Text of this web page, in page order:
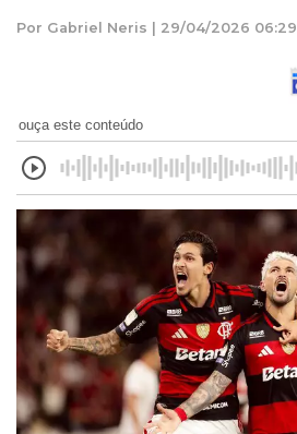
Por Gabriel Neris | 29/04/2026 06:29
ouça este conteúdo